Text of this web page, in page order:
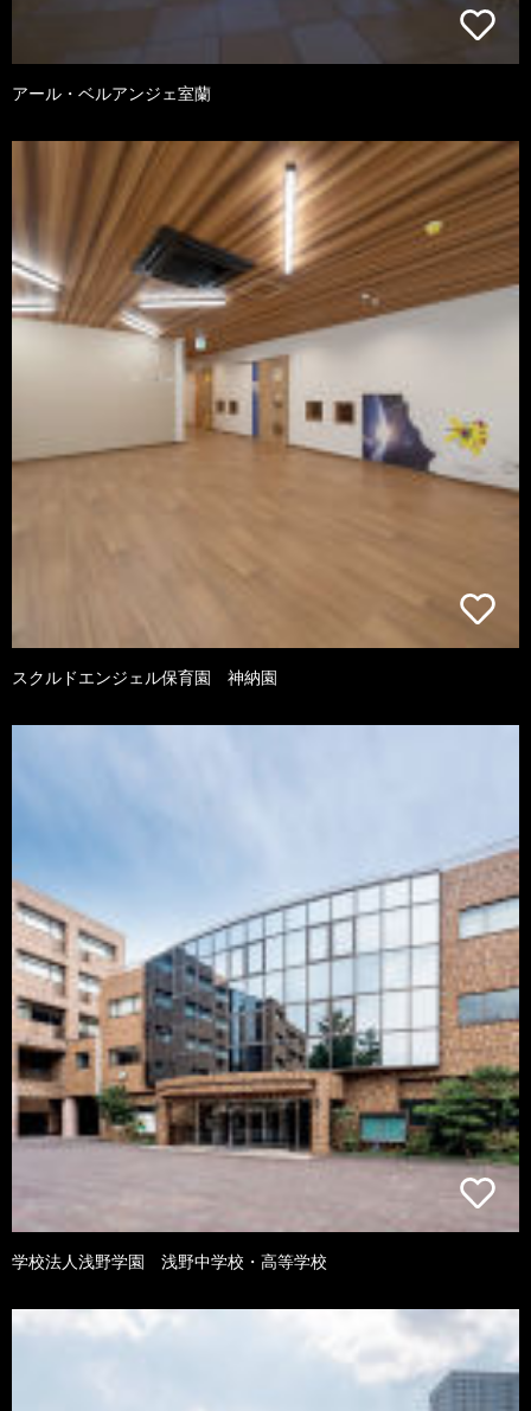
アール・ベルアンジェ室蘭
スクルドエンジェル保育園 神納園
学校法人浅野学園 浅野中学校・高等学校